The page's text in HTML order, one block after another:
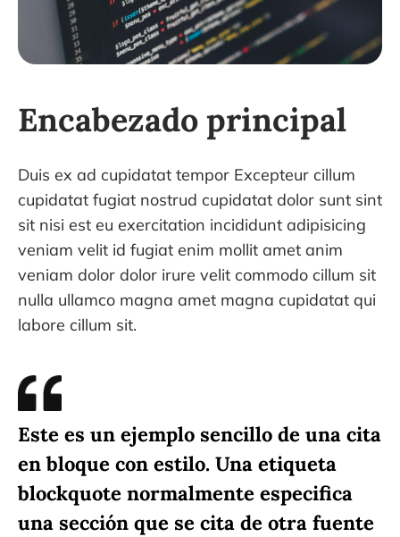
Encabezado principal
Duis ex ad cupidatat tempor Excepteur cillum
cupidatat fugiat nostrud cupidatat dolor sunt sint
sit nisi est eu exercitation incididunt adipisicing
veniam velit id fugiat enim mollit amet anim
veniam dolor dolor irure velit commodo cillum sit
nulla ullamco magna amet magna cupidatat qui
labore cillum sit.
Este es un ejemplo sencillo de una cita
en bloque con estilo. Una etiqueta
blockquote normalmente especifica
una sección que se cita de otra fuente